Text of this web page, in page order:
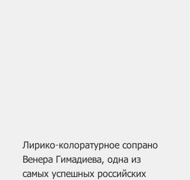
Лирико-колоратурное сопрано
Венера Гимадиева, одна из
самых успешных российских